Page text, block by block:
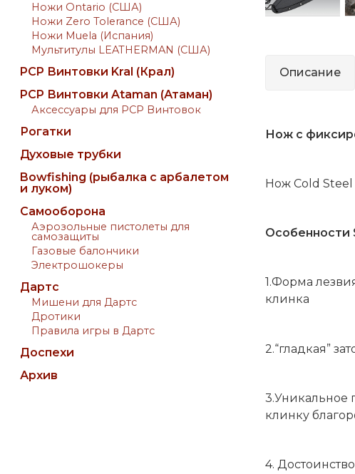
Ножи Ontario (США)
Ножи Zero Tolerance (США)
Ножи Muela (Испания)
Мультитулы LEATHERMAN (США)
PCP Винтовки Kral (Крал)
PCP Винтовки Ataman (Атаман)
Аксессуары для PCP Винтовок
Рогатки
Духовые трубки
Bowfishing (рыбалка с арбалетом
и луком)
Самооборона
Аэрозольные пистолеты для
самозащиты
Газовые балончики
Электрошокеры
Дартс
Мишени для Дартс
Дротики
Правила игры в Дартс
Доспехи
Архив
Описание
Нож с
Нож Cold Steel
Особенности
1.Форма
клинка
2.“гладкая”
3.Уникальное
клинку
4.